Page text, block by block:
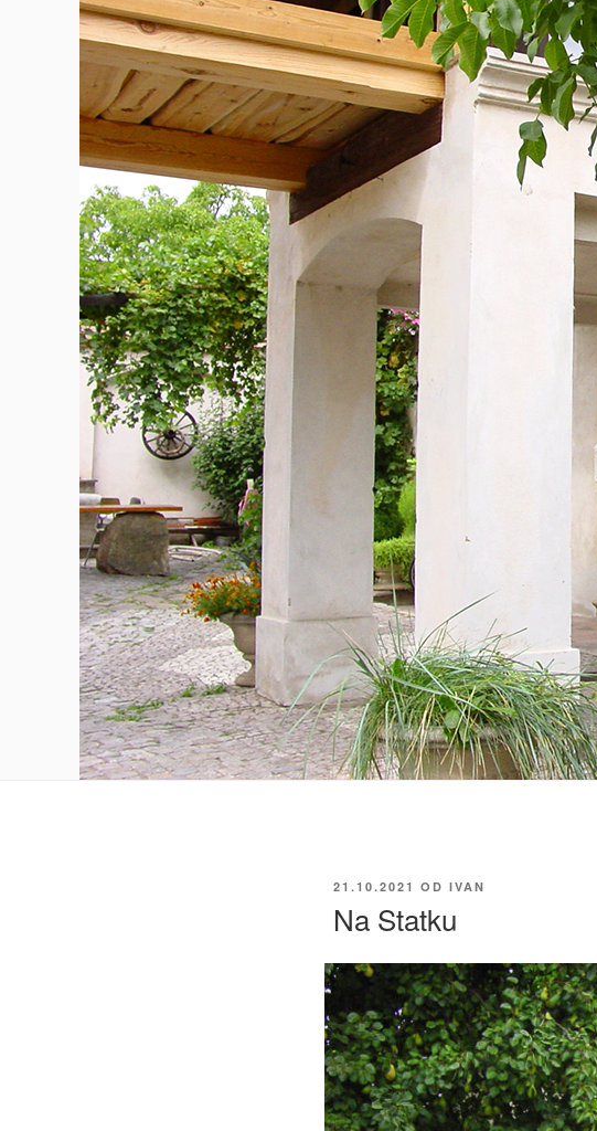
PUBLIKOVÁNO
21.10.2021 OD IVAN
Na Statku